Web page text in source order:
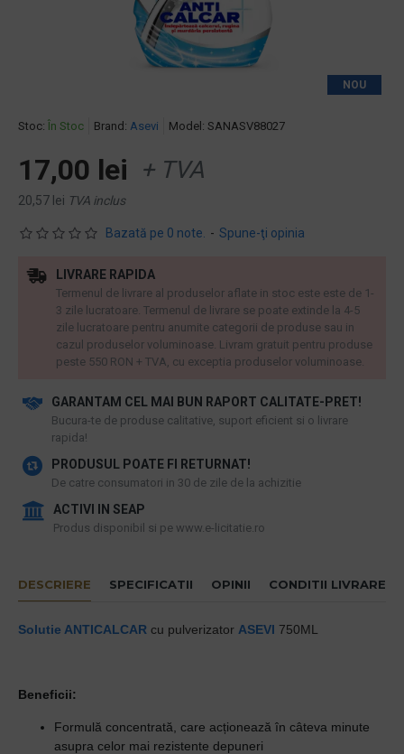
NOU
Stoc: În Stoc Brand: Asevi Model: SANASV88027
Bazată pe 0 note. - Spune-ţi opinia
17,00 lei + TVA
20,57 lei TVA inclus
GARANTAM CEL MAI BUN RAPORT CALITATE-PRET!
​Bucura-te de produse calitative, suport eficient si o livrare
rapida!
PRODUSUL POATE FI RETURNAT!
De catre consumatori in 30 de zile de la achizitie
ACTIVI IN SEAP
Produs disponibil si pe www.e-licitatie.ro
LIVRARE RAPIDA
Termenul de livrare al produselor aflate in stoc este este de 1-
3 zile lucratoare. Termenul de livrare se poate extinde la 4-5
zile lucratoare pentru anumite categorii de produse sau in
cazul produselor voluminoase. Livram gratuit pentru produse
peste 550 RON + TVA, cu exceptia produselor voluminoase.
DESCRIERE SPECIFICATII OPINII CONDITII LIVRARE
Solutie ANTICALCAR cu pulverizator ASEVI 750ML
Beneficii:
Formulă concentrată, care acționează în câteva minute
asupra celor mai rezistente depuneri